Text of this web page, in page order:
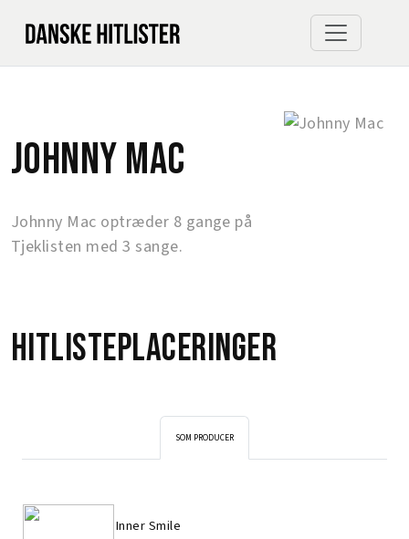
Johnny Mac
Johnny Mac optræder 8 gange på
Tjeklisten med 3 sange.
Hitlisteplaceringer
SOM PRODUCER
Inner Smile